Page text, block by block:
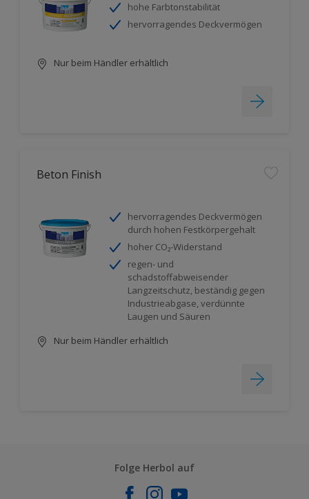
hohe Farbtonstabilität
hervorragendes Deckvermögen
Nur beim Händler erhältlich
Beton Finish
hervorragendes Deckvermögen
durch hohen Festkörpergehalt
hoher CO₂-Widerstand
regen- und
schadstoffabweisender
Langzeitschutz, beständig gegen
Industrieabgase, verdünnte
Laugen und Säuren
Nur beim Händler erhältlich
Folge Herbol auf